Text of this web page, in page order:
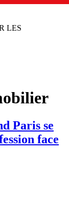
LES
Paris se
face